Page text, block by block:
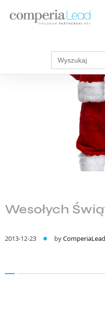
Zarabiaj
Akcje
Search
for:
Wesołych
2013-12-23 byComperiaLead